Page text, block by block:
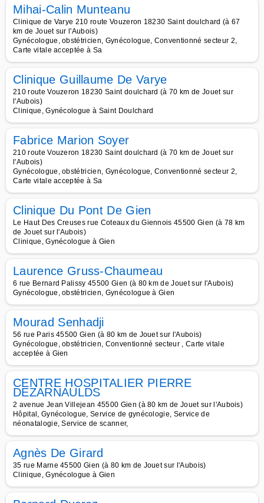
Mihai-Calin Munteanu
Clinique de Varye 210 route Vouzeron 18230 Saint doulchard (à 67
km de Jouet sur l'Aubois)
Gynécologue, obstétricien, Gynécologue, Conventionné secteur 2,
Carte vitale acceptée à Sa
Clinique Guillaume De Varye
210 route Vouzeron 18230 Saint doulchard (à 70 km de Jouet sur
l'Aubois)
Clinique, Gynécologue à Saint Doulchard
Fabrice Marion Soyer
210 route Vouzeron 18230 Saint doulchard (à 70 km de Jouet sur
l'Aubois)
Gynécologue, obstétricien, Gynécologue, Conventionné secteur 2,
Carte vitale acceptée à Sa
Clinique Du Pont De Gien
Le Haut Des Creuses rue Coteaux du Giennois 45500 Gien (à 78 km
de Jouet sur l'Aubois)
Clinique, Gynécologue à Gien
Laurence Gruss-Chaumeau
6 rue Bernard Palissy 45500 Gien (à 80 km de Jouet sur l'Aubois)
Gynécologue, obstétricien, Gynécologue à Gien
Mourad Senhadji
56 rue Paris 45500 Gien (à 80 km de Jouet sur l'Aubois)
Gynécologue, obstétricien, Conventionné secteur , Carte vitale
acceptée à Gien
CENTRE HOSPITALIER PIERRE
DEZARNAULDS
2 avenue Jean Villejean 45500 Gien (à 80 km de Jouet sur l'Aubois)
Hôpital, Gynécologue, Service de gynécologie, Service de
néonatalogie, Service de scanner,
Agnès De Girard
35 rue Marne 45500 Gien (à 80 km de Jouet sur l'Aubois)
Clinique, Gynécologue à Gien